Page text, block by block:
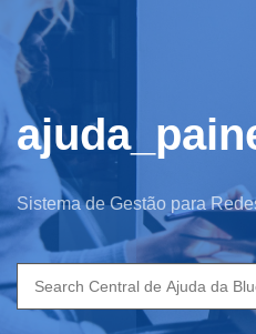
Sistema de Gestão para
Search
for: